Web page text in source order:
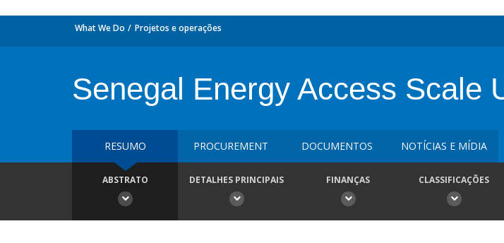
What We Do Projetos e operações
Senegal Energy Access Scale
RESUMO PROCUREMENT DOCUMENTOS NOTÍCIAS E MÍDIA
ABSTRATO DETALHES PRINCIPAIS FINANÇAS CLASSIFICAÇÕES